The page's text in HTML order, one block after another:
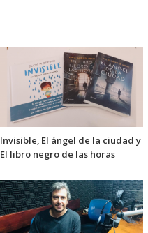
Invisible, El ángel de la ciudad y
El libro negro de las horas